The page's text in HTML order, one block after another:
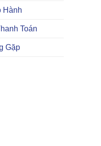
Hành
Toán
Gặp